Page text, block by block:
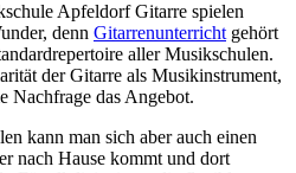
Apfeldorf Gitarre spielen
denn Gitarrenunterricht gehört
aller Musikschulen.
der Gitarre als Musikinstrument,
Nachfrage das Angebot.
kann man sich aber auch einen
nach Hause kommt und dort